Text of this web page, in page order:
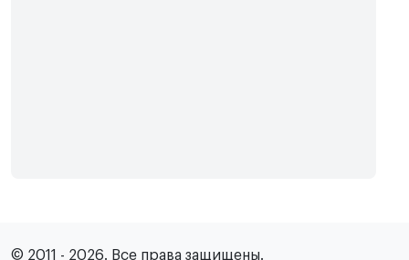
© 2011 - 2026. Все права защищены.